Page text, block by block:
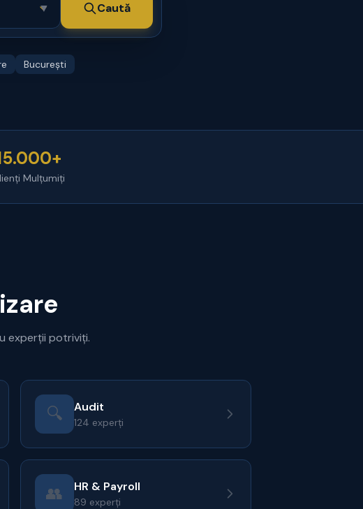
▼ Caută
București
Mulțumiți
experții potriviți.
🔍 Audit
124 experți
👥 HR & Payroll
89 experți